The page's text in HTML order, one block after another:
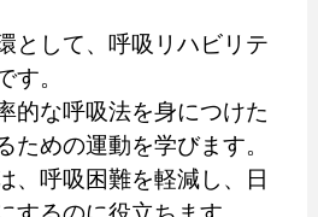
として、呼吸リハビリテ
す。
的な呼吸法を身につけた
ための運動を学びます。
、呼吸困難を軽減し、日